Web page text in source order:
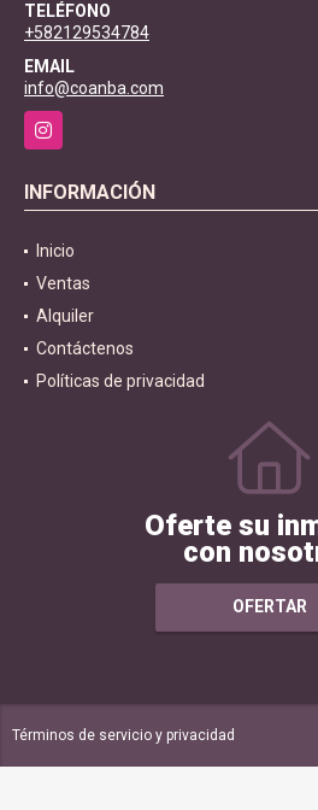
TELÉFONO
+582129534784
EMAIL
info@coanba.com
Instagram
INFORMACIÓN
Inicio
Ventas
Alquiler
Contáctenos
Políticas de privacidad
Oferte su
con
OFERTAR
Términos de servicio y privacidad